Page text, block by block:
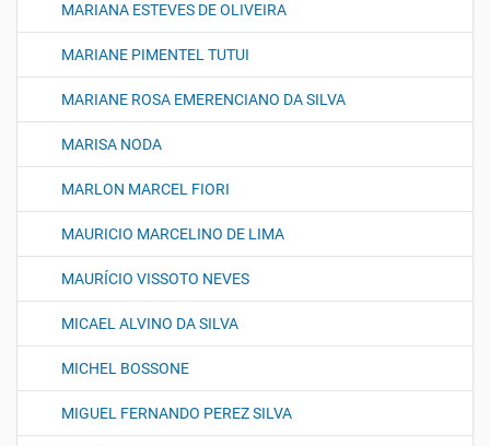
MARIANA ESTEVES DE OLIVEIRA
MARIANE PIMENTEL TUTUI
MARIANE ROSA EMERENCIANO DA SILVA
MARISA NODA
MARLON MARCEL FIORI
MAURICIO MARCELINO DE LIMA
MAURÍCIO VISSOTO NEVES
MICAEL ALVINO DA SILVA
MICHEL BOSSONE
MIGUEL FERNANDO PEREZ SILVA